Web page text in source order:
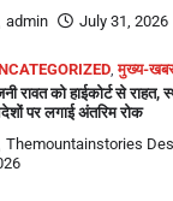
admin
July 31, 2026
,मुख्य-
रावत को हाईकोर्ट से राहत,
पर लगाई अंतरिम रोक
Themountainstories